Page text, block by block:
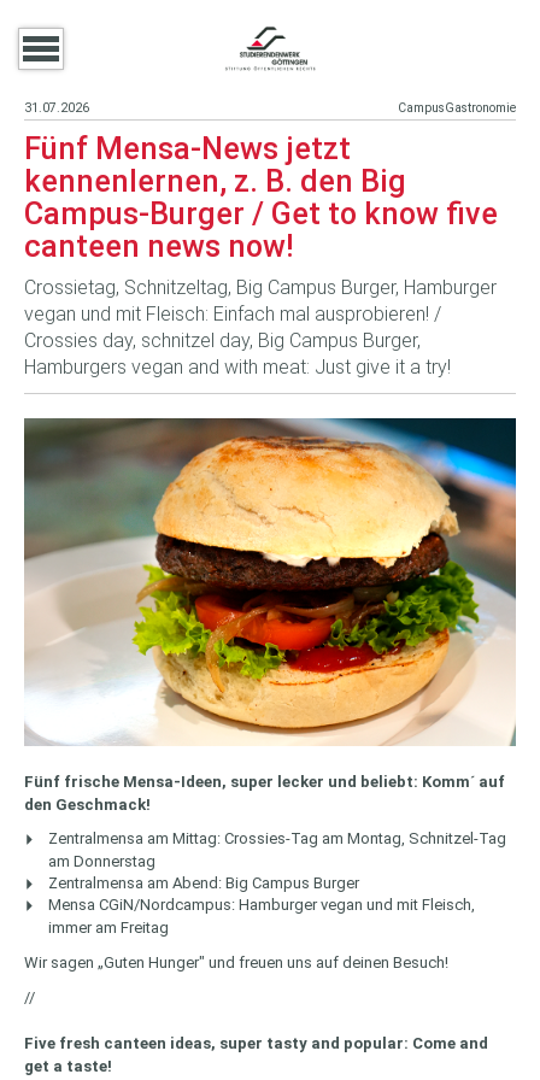
31.07.2026 CampusGastronomie
Fünf Mensa-News jetzt
kennenlernen, z. B. den Big
Campus-Burger / Get to know five
canteen news now!
Crossietag, Schnitzeltag, Big Campus Burger, Hamburger
vegan und mit Fleisch: Einfach mal ausprobieren! /
Crossies day, schnitzel day, Big Campus Burger,
Hamburgers vegan and with meat: Just give it a try!
Fünf frische Mensa-Ideen, super lecker und beliebt: Komm´ auf
den Geschmack!
Zentralmensa am Mittag: Crossies-Tag am Montag, Schnitzel-Tag
am Donnerstag
Zentralmensa am Abend: Big Campus Burger
Mensa CGiN/Nordcampus: Hamburger vegan und mit Fleisch,
immer am Freitag
Wir sagen „Guten Hunger" und freuen uns auf deinen Besuch!
//
Five fresh canteen ideas, super tasty and popular: Come and
get a taste!